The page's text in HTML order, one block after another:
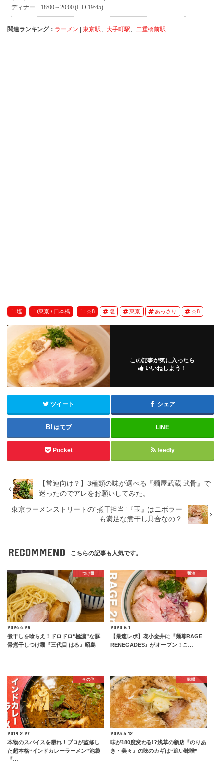
関連ランキング： ラーメン | 東京駅、 大手町駅、 二重橋前駅
塩 東京 / 日本橋 ☆8 塩 東京 あっさり ☆8
この記事が気に入ったら
いいねしよう！
ツイート シェア
はてブ LINE
Pocket feedly
【常連向け？】3種類の味が選べる『麺屋武蔵 武骨』で
迷ったのでアレをお願いしてみた。
東京ラーメンストリートの“煮干担当”『玉』はニボラー
も満足な煮干し具合なの？
RECOMMEND こちらの記事も人気です。
つけ麺
2024.4.28
煮干しを喰らえ！ドロドロ“極濃”な豚
骨煮干しつけ麺『三代目 はる』昭島
醤油
2020.6.1
【最速レポ】花小金井に『麺尊RAGE
RENEGADES』がオープン！こ…
その他
2019.2.27
本物のスパイスを啜れ！プロが監修し
た超本格“インドカレーラーメン”池袋
『…
味噌
2023.5.12
味が180度変わる!?浅草の新店『のりあ
き・美々』の味のカギは“追い味噌”